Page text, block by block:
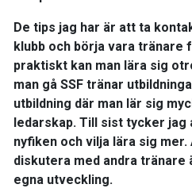
De tips jag har är att ta
klubb och börja vara tränare
praktiskt kan man lära sig
man gå SSF tränar
utbildning där man lär sig
ledarskap. Till sist tycker jag
nyfiken och vilja lära sig
diskutera med andra tränare
egna utveckling.